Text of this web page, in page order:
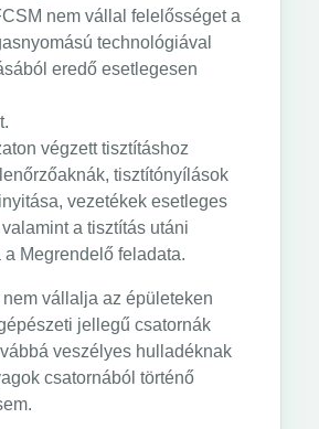
nem vállal felelősséget a
technológiával
eredő esetlegesen
végzett tisztításhoz
tisztítónyílások
vezetékek esetleges
a tisztítás utáni
a Megrendelő feladata.
vállalja az épületeken
jellegű csatornák
veszélyes hulladéknak
csatornából történő